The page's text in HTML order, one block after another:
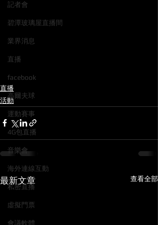
記者會
碧潭玻璃屋直播間
業界消息
直播
facebook
高爾夫球
運動賽事
4G包直播
音樂會
海外連線互動
私密直播
虛擬門票
會議軟體
直播
活動
最新文章 查看全部